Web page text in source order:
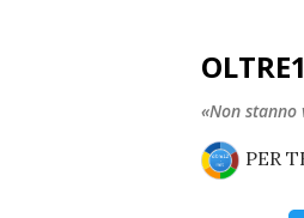
«Non stanno
PER